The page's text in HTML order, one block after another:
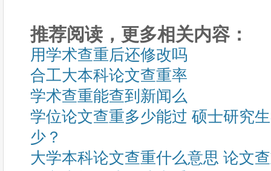
推荐阅读，更多相关内容：
用学术查重后还修改吗
合工大本科论文查重率
学术查重能查到新闻么
学位论文查重多少能过 硕士研究
少？
大学本科论文查重什么意思 论文